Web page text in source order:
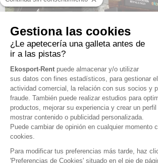
EKOSPORT-RENT BELLEVUE SPORT
rue de bellevue
74310 LES HOUCHES
Idiomas hablados
+ DETAILS & BOOKING